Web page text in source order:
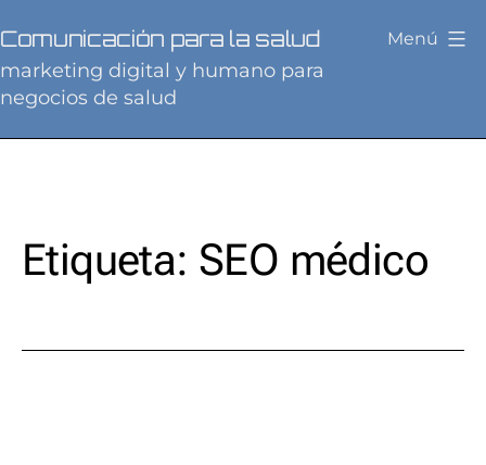
al
contenido
Comunicación para la salud
marketing digital y humano para
negocios de salud
Menú
Etiqueta: SEO médico